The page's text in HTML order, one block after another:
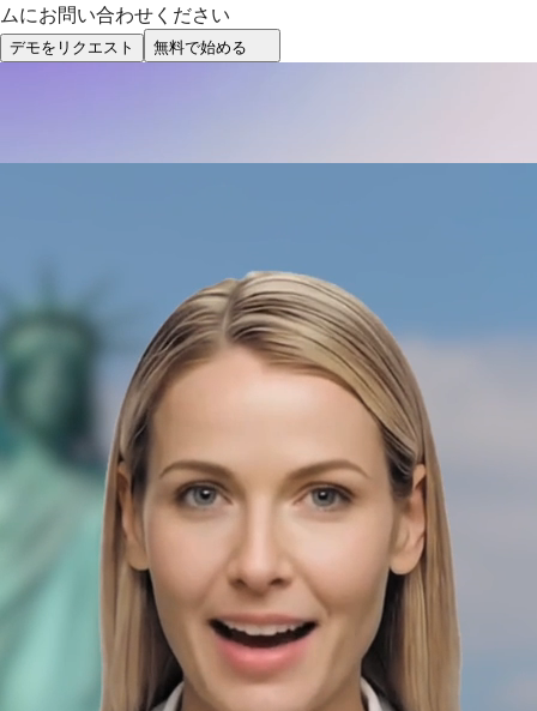
ムにお問い合わせください
デモをリクエスト 無料で始める